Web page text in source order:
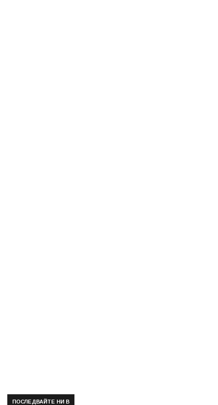
ПОСЛЕДВАЙТЕ НИ В